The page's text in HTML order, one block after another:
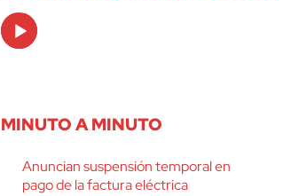
Audio
Player
MINUTO A MINUTO
Anuncian suspensión temporal en
pago de la factura eléctrica